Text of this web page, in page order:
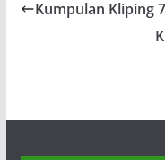
Kumpulan Kliping